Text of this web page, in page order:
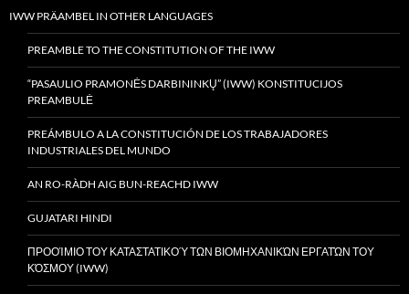
IWW PRÄAMBEL IN OTHER LANGUAGES
PREAMBLE TO THE CONSTITUTION OF THE IWW
“PASAULIO PRAMONĖS DARBININKŲ” (IWW) KONSTITUCIJOS
PREAMBULĖ
PREÁMBULO A LA CONSTITUCIÓN DE LOS TRABAJADORES
INDUSTRIALES DEL MUNDO
AN RO-RÀDH AIG BUN-REACHD IWW
GUJATARI HINDI
ΠΡΟΟΊΜΙΟ ΤΟΥ ΚΑΤΑΣΤΑΤΙΚΟΎ ΤΩΝ ΒΙΟΜΗΧΑΝΙΚΏΝ ΕΡΓΑΤΏΝ ΤΟΥ
ΚΌΣΜΟΥ (IWW)